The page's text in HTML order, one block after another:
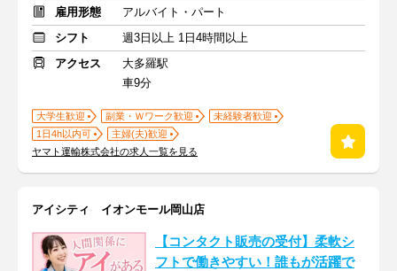
雇用形態
アルバイト・パート
シフト
週3日以上 1日4時間以上
アクセス
大多羅駅
車9分
大学生歓迎 副業・Ｗワーク歓迎
未経験者歓迎
1日4h以内可
主婦(夫)歓迎
ヤマト運輸株式会社の求人一覧を見る
アイシティ イオンモール岡山店
【コンタクト販売の受付】柔軟シ
フトで働きやすい！誰もが活躍で